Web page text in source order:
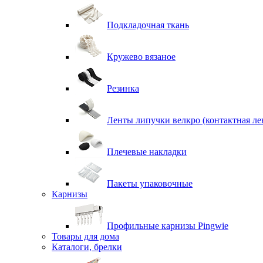
Подкладочная ткань
Кружево вязаное
Резинка
Ленты липучки велкро (контактная
Плечевые накладки
Пакеты упаковочные
Карнизы
Профильные карнизы Pingwie
Товары для дома
Каталоги, брелки